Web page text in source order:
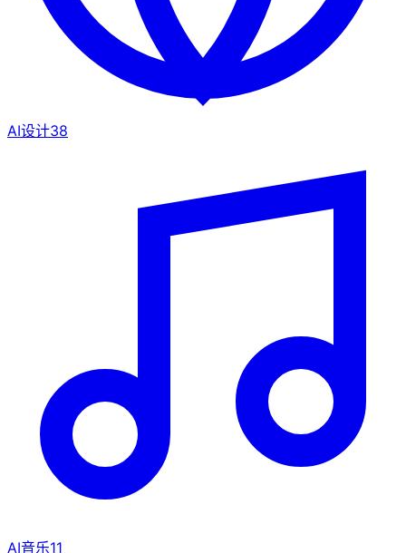
AI设计38
AI音乐11